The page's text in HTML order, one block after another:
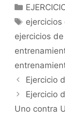
Etiquetas
ejercicios
Navegación
de
entradas
Ejercicio
Ejercicio
Uno contra